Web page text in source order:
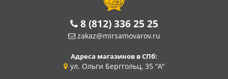
8 (812) 336 25 25
zakaz@mirsamovarov.ru
Адреса магазинов в СПб:
ул. Ольги Берггольц, 35 "А"